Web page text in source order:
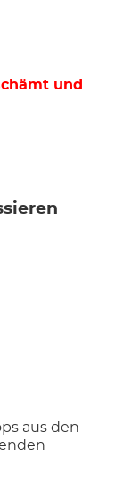
und
aus den